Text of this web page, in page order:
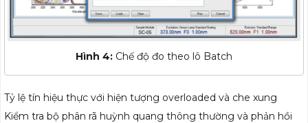
Hình 4: Chế độ đo theo lô Batch
Tỷ lệ tín hiệu thực với hiện tượng overloaded và che xung
Kiểm tra bộ phân rã huỳnh quang thông thường và phản hồi